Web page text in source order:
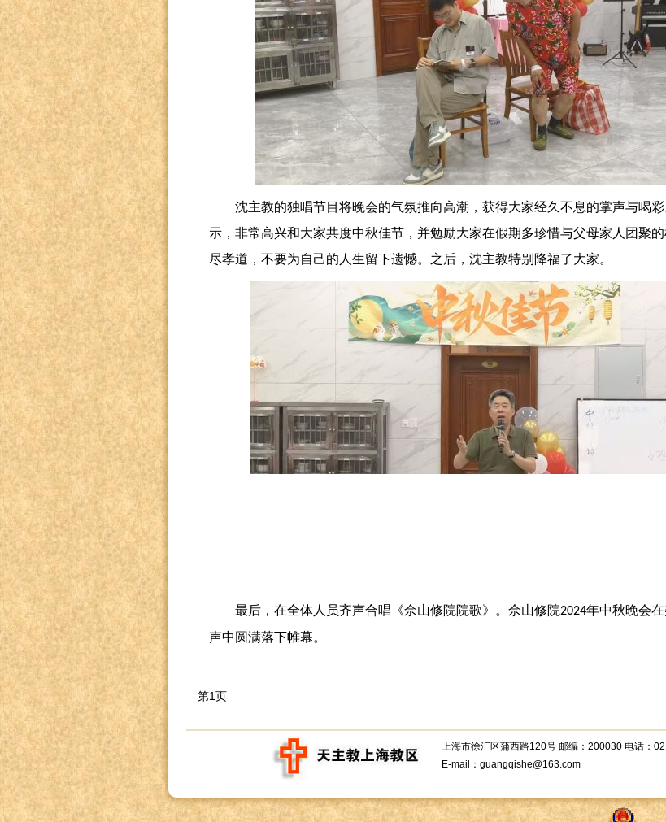
沈主教的独唱节目将晚会的气氛推向高潮，获得大家经久不息的掌声与喝
示，非常高兴和大家共度中秋佳节，并勉励大家在假期多珍惜与父母家人团聚
尽孝道，不要为自己的人生留下遗憾。之后，沈主教特别降福了大家。
最后，在全体人员齐声合唱《佘山修院院歌》。佘山修院2024年中秋晚会
声中圆满落下帷幕。
第1页
上海市徐汇区蒲西路120号 邮编：200030 电话：
E-mail：guangqishe@163.com